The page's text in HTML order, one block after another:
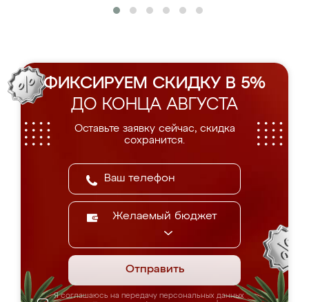
ФИКСИРУЕМ СКИДКУ В 5%
ДО КОНЦА АВГУСТА
Оставьте заявку сейчас, скидка
сохранится.
Желаемый бюджет
Отправить
Я соглашаюсь на передачу персональных данных